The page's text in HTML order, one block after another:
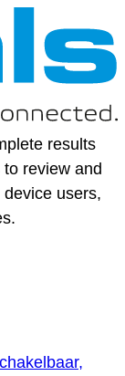
results
review and
users,